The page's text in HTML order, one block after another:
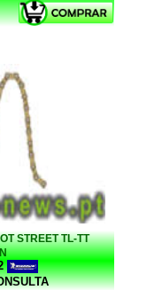
STREET TL-TT